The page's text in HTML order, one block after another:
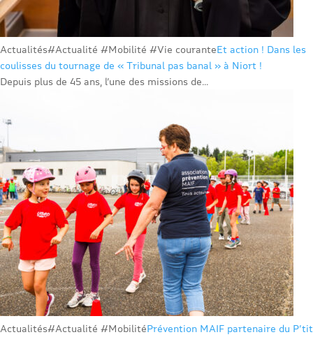
Actualités#Actualité #Mobilité #Vie couranteEt action ! Dans les
coulisses du tournage de « Tribunal pas banal » à Niort !
Depuis plus de 45 ans, l’une des missions de...
Actualités#Actualité #MobilitéPrévention MAIF partenaire du P’tit